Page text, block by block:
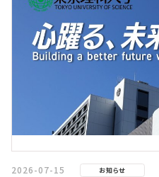
2026-07-15 お知らせ